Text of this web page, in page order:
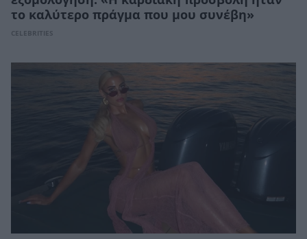
το καλύτερο πράγμα που μου συνέβη»
CELEBRITIES